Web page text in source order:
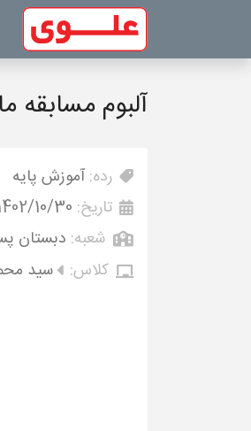
آلبوم مسابقه
رده: آموزش پایه
تاریخ: 10/30
شعبه: دبستان
کلاس:
سید